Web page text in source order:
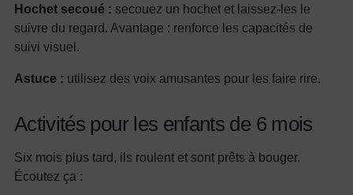
Hochet secoué : secouez un hochet et laissez-les le
suivre du regard. Avantage : renforce les capacités de
suivi visuel.
Astuce : utilisez des voix amusantes pour les faire rire.
Activités pour les enfants de 6 mois
Six mois plus tard, ils roulent et sont prêts à bouger.
Écoutez ça :